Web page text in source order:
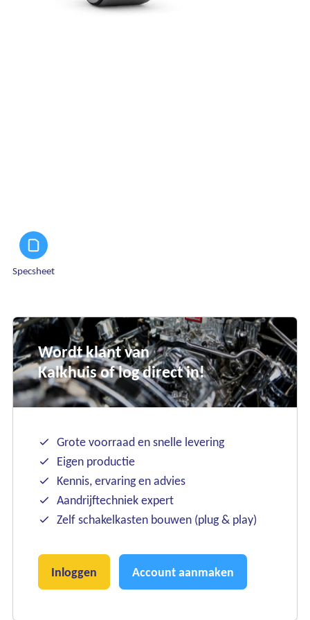
Specsheet
Wordt klant van
Kalkhuis of log direct in!
Grote voorraad en snelle levering
Eigen productie
Kennis, ervaring en advies
Aandrijftechniek expert
Zelf schakelkasten bouwen (plug & play)
Inloggen Account aanmaken